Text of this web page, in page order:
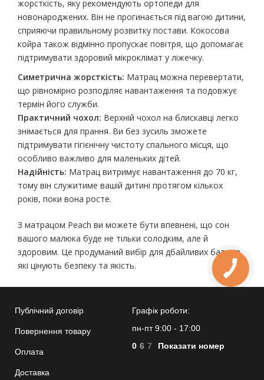
жорсткість, яку рекомендують ортопеди для
новонароджених. Він не прогинається під вагою дитини,
сприяючи правильному розвитку постави. Кокосова
койра також відмінно пропускає повітря, що допомагає
підтримувати здоровий мікроклімат у ліжечку.
Симетрична жорсткість: Матрац можна перевертати,
що рівномірно розподіляє навантаження та подовжує
термін його служби.
Практичний чохол: Верхній чохол на блискавці легко
знімається для прання. Ви без зусиль зможете
підтримувати гігієнічну чистоту спального місця, що
особливо важливо для маленьких дітей.
Надійність: Матрац витримує навантаження до 70 кг,
тому він служитиме вашій дитині протягом кількох
років, поки вона росте.
З матрацом Peach ви можете бути впевнені, що сон
вашого малюка буде не тільки солодким, але й
здоровим. Це продуманий вибір для дбайливих батьків,
які цінують безпеку та якість.
Публічний договір
Повернення товару
Оплата
Доставка
Графік роботи:
пн-пт 9:00 - 17:00
0 6 7 Показати номер